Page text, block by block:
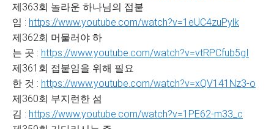
제363회 놀라운 하나님의 접붙
임 : https://www.youtube.com/watch?v=1eUC4zuPylk
제362회 머물러야 하
는 곳 : https://www.youtube.com/watch?v=vtRPCfub5gI
제361회 접붙임을 위해 필요
한 것 : https://www.youtube.com/watch?v=xQV141Nz3-o
제360회 부지런한 섬
김 : https://www.youtube.com/watch?v=1PE62-m33_c